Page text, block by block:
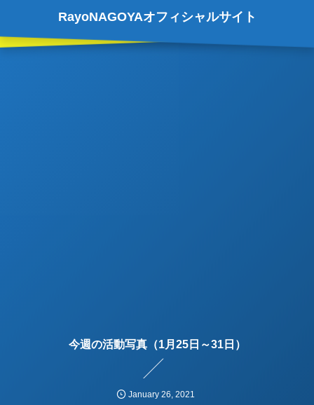
RayoNAGOYAオフィシャルサイト
今週の活動写真（1月25日～31日）
January 26, 2021